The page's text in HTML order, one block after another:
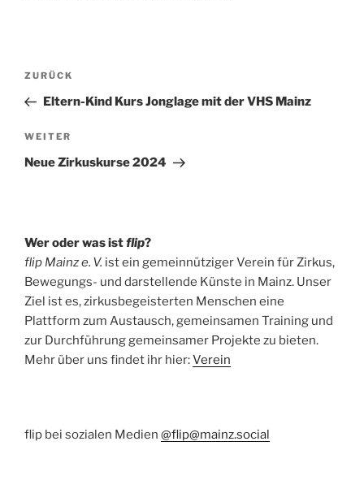
Beitragsnavigation
Vorheriger
Beitrag
ZURÜCK
Eltern-Kind Kurs Jonglage mit der VHS Mainz
Nächster
Beitrag
WEITER
Neue Zirkuskurse 2024
Wer oder was istflip?
flip Mainz e. V. ist ein gemeinnütziger Verein für Zirkus,
Bewegungs- und darstellende Künste in Mainz. Unser
Ziel ist es, zirkusbegeisterten Menschen eine
Plattform zum Austausch, gemeinsamen Training und
zur Durchführung gemeinsamer Projekte zu bieten.
Mehr über uns findet ihr hier:Verein
flip bei sozialen Medien @flip@mainz.social